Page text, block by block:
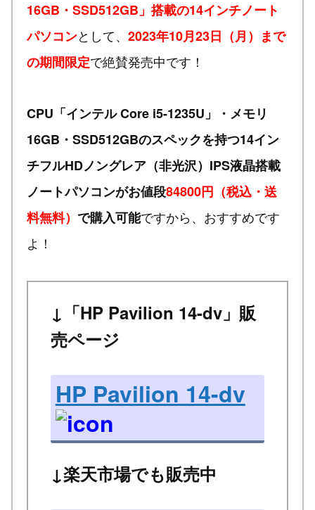
16GB・SSD512GB」搭載の14インチノート
パソコンとして、 2023年10月23日（月）まで
の期間限定で絶賛発売中です！
CPU「インテル Core i5-1235U」・メモリ
16GB・SSD512GBのスペックを持つ14イン
チフルHDノングレア（非光沢）IPS液晶搭載
ノートパソコンがお値段84800円（税込・送
料無料） で購入可能ですから、おすすめです
よ！
↓「HP Pavilion 14-dv」販
売ページ
HP Pavilion 14-dv
↓楽天市場でも販売中